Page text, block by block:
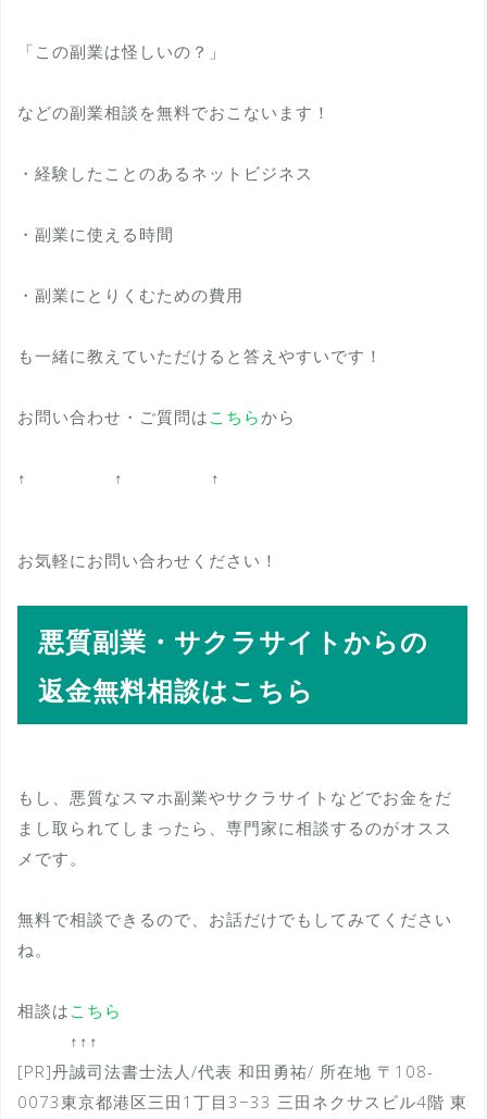
「この副業は怪しいの？」
などの副業相談を無料でおこないます！
・経験したことのあるネットビジネス
・副業に使える時間
・副業にとりくむための費用
も一緒に教えていただけると答えやすいです！
お問い合わせ・ご質問は こちら から
↑ ↑ ↑
お気軽にお問い合わせください！
悪質副業・サクラサイトからの
返金無料相談はこちら
もし、悪質なスマホ副業やサクラサイトなどでお金をだ
まし取られてしまったら、専門家に相談するのがオスス
メです。
無料で相談できるので、お話だけでもしてみてください
ね。
相談は こちら
↑↑↑
[PR]丹誠司法書士法人/代表 和田勇祐/ 所在地 〒108-
0073東京都港区三田1丁目3−33 三田ネクサスビル4階 東